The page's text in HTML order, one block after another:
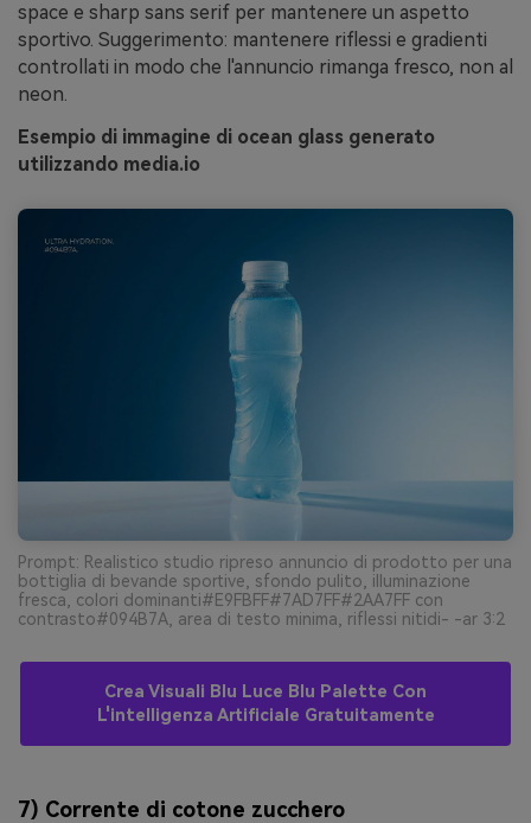
space e sharp sans serif per mantenere un aspetto
sportivo. Suggerimento: mantenere riflessi e gradienti
controllati in modo che l'annuncio rimanga fresco, non al
neon.
Esempio di immagine di ocean glass generato
utilizzando media.io
Prompt: Realistico studio ripreso annuncio di prodotto per una
bottiglia di bevande sportive, sfondo pulito, illuminazione
fresca, colori dominanti#E9FBFF#7AD7FF#2AA7FF con
contrasto#094B7A, area di testo minima, riflessi nitidi- -ar 3:2
Crea Visuali Blu Luce Blu Palette Con
L'intelligenza Artificiale Gratuitamente
7) Corrente di cotone zucchero